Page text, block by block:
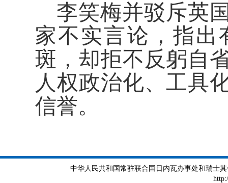
李笑梅并驳斥英
家不实言论，指出
斑，却拒不反躬自
人权政治化、工具
信誉。
中华人民共和国常驻联合国日内瓦办事处和瑞士